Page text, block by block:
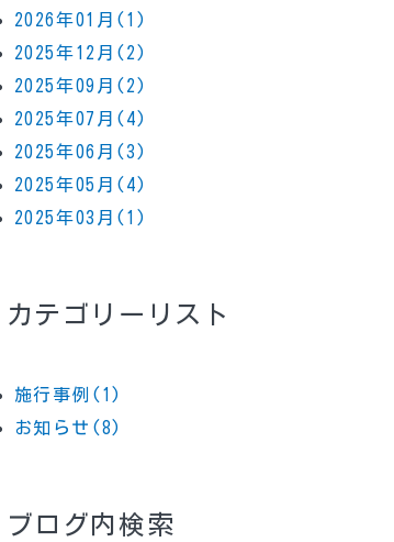
2026年01月(1)
2025年12月(2)
2025年09月(2)
2025年07月(4)
2025年06月(3)
2025年05月(4)
2025年03月(1)
カテゴリーリスト
施行事例(1)
お知らせ(8)
ブログ内検索